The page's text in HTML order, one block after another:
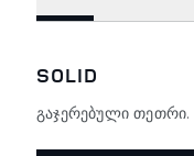
SOLID
გაჯერებული თეთრი.